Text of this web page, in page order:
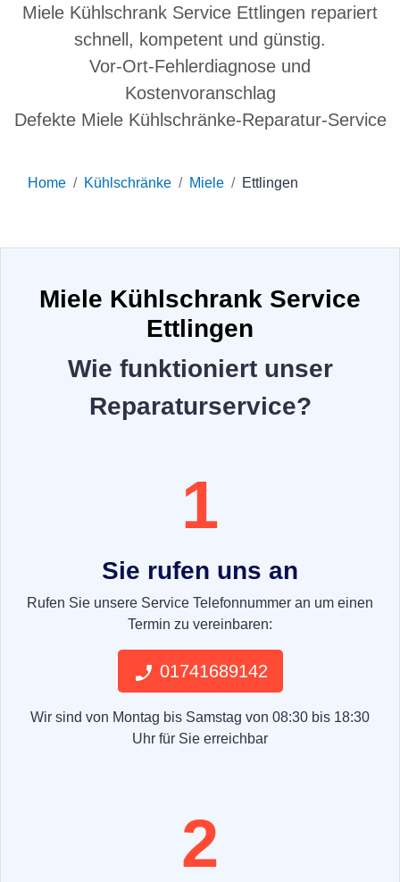
Miele Kühlschrank Service Ettlingen repariert
schnell, kompetent und günstig.
Vor-Ort-Fehlerdiagnose und
Kostenvoranschlag
Defekte Miele Kühlschränke-Reparatur-Service
Home Kühlschränke Miele Ettlingen
Miele Kühlschrank Service
Ettlingen
Wie funktioniert unser
Reparaturservice?
1
Sie rufen uns an
Rufen Sie unsere Service Telefonnummer an um einen
Termin zu vereinbaren:
01741689142
Wir sind von Montag bis Samstag von 08:30 bis 18:30
Uhr für Sie erreichbar
2